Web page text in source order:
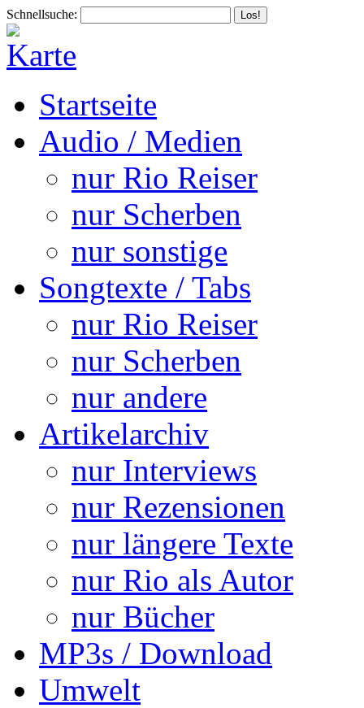
Schnellsuche:
Startseite
Audio / Medien
nur Rio Reiser
nur Scherben
nur sonstige
Songtexte / Tabs
nur Rio Reiser
nur Scherben
nur andere
Artikelarchiv
nur Interviews
nur Rezensionen
nur längere Texte
nur Rio als Autor
nur Bücher
MP3s / Download
Umwelt